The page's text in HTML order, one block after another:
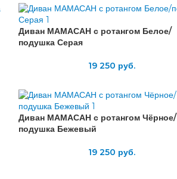
Диван МАМАСАН с ротангом Белое/
подушка Серая
19 250 руб.
Диван МАМАСАН с ротангом Чёрное/
подушка Бежевый
19 250 руб.